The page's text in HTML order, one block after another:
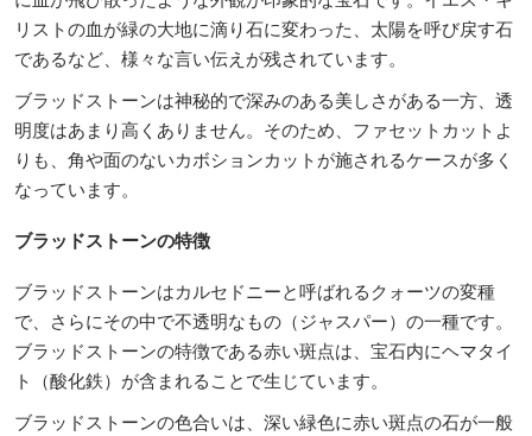
リストの血が緑の大地に滴り石に変わった、太陽を呼び戻す石
であるなど、様々な言い伝えが残されています。
ブラッドストーンは神秘的で深みのある美しさがある一方、透
明度はあまり高くありません。そのため、ファセットカットよ
りも、角や面のないカボションカットが施されるケースが多く
なっています。
ブラッドストーンの特徴
ブラッドストーンはカルセドニーと呼ばれるクォーツの変種
で、さらにその中で不透明なもの（ジャスパー）の一種です。
ブラッドストーンの特徴である赤い斑点は、宝石内にヘマタイ
ト（酸化鉄）が含まれることで生じています。
ブラッドストーンの色合いは、深い緑色に赤い斑点の石が一般